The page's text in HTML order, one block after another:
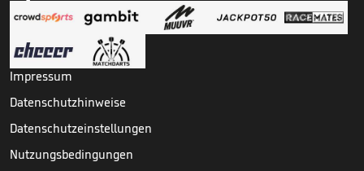
Impressum
Datenschutzhinweise
Datenschutzeinstellungen
Nutzungsbedingungen